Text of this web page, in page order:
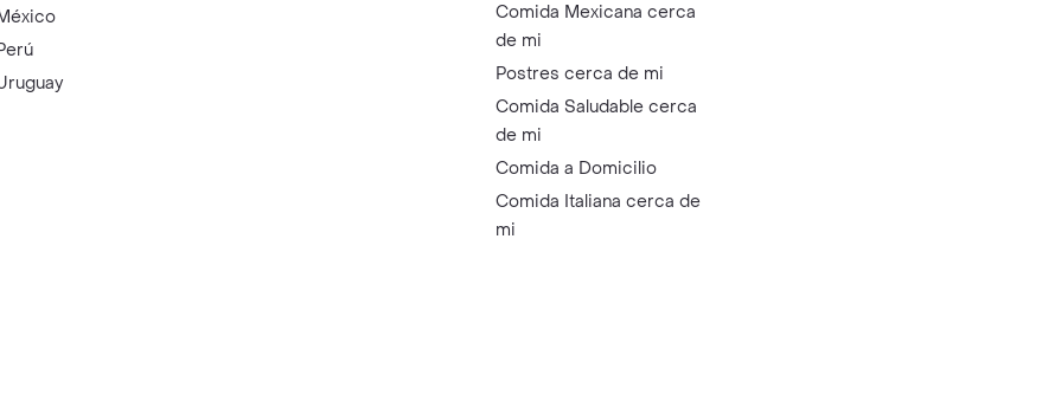
Comida Mexicana cerca
de mi
Postres cerca de mi
Comida Saludable cerca
de mi
Comida a Domicilio
Comida Italiana cerca de
mi